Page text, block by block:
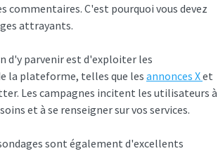
commentaires. C'est pourquoi vous devez
attrayants.
d'y parvenir est d'exploiter les
la plateforme, telles que les annonces Xet
Les campagnes incitent les utilisateurs à
et à se renseigner sur vos services.
sont également d'excellents